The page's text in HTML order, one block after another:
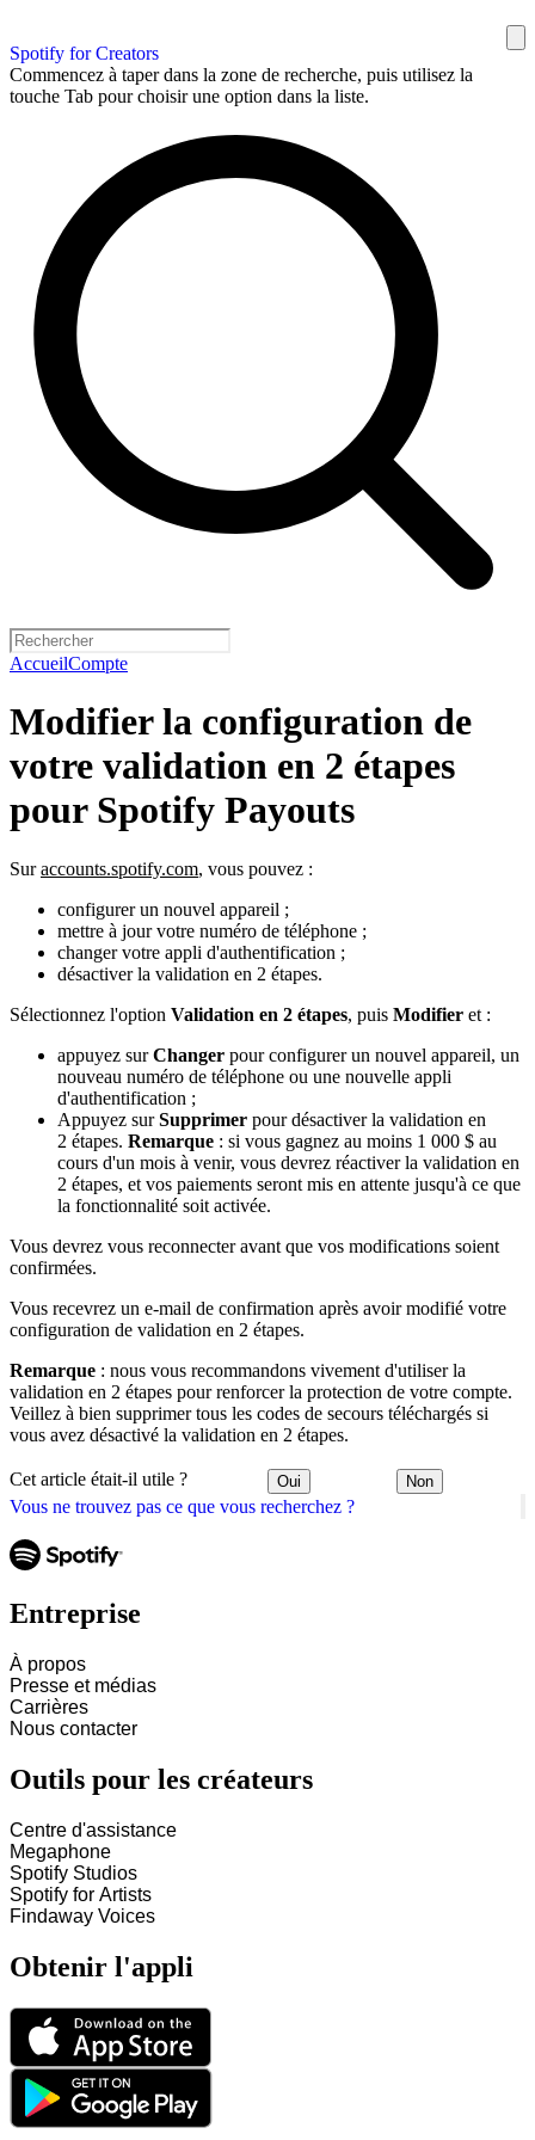
Spotify for Creators
Commencez à taper dans la zone de recherche, puis utilisez la
touche Tab pour choisir une option dans la liste.
AccueilCompte
Vous ne trouvez pas ce que vous recherchez ?
Modifier la configuration de
votre validation en 2 étapes
pour Spotify Payouts
Suraccounts.spotify.com, vous pouvez :
configurer un nouvel appareil ;
mettre à jour votre numéro de téléphone ;
changer votre appli d'authentification ;
désactiver la validation en 2 étapes.
Sélectionnez l'option Validation en 2 étapes, puis Modifier et :
appuyez surChanger pour configurer un nouvel appareil, un
nouveau numéro de téléphone ou une nouvelle appli
d'authentification ;
Appuyez surSupprimer pour désactiver la validation en
2 étapes. Remarque : si vous gagnez au moins 1 000 $ au
cours d'un mois à venir, vous devrez réactiver la validation en
2 étapes, et vos paiements seront mis en attente jusqu'à ce que
la fonctionnalité soit activée.
Vous devrez vous reconnecter avant que vos modifications soient
confirmées.
Vous recevrez un e-mail de confirmation après avoir modifié votre
configuration de validation en 2 étapes.
Remarque : nous vous recommandons vivement d'utiliser la
validation en 2 étapes pour renforcer la protection de votre compte.
Veillez à bien supprimer tous les codes de secours téléchargés si
vous avez désactivé la validation en 2 étapes.
Cet article était-il utile ? Oui Non
Entreprise
À propos
Presse et médias
Carrières
Nous contacter
Outils pour les créateurs
Centre d'assistance
Megaphone
Spotify Studios
Spotify for Artists
Findaway Voices
Obtenir l'appli